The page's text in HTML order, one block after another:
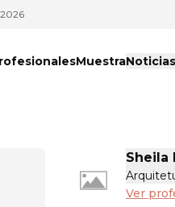
MuestraNoticias
Sheila
Ver